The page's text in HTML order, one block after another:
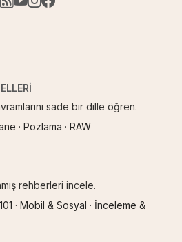
sade bir dille öğren.
· Pozlama · RAW
rehberleri incele.
· Mobil & Sosyal · İnceleme &